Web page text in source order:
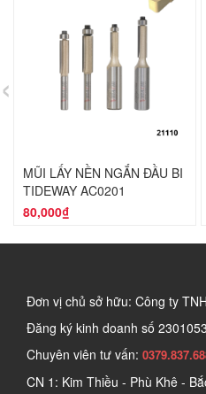
MŨI LẤY NỀN NGẮN ĐẦU BI
TIDEWAY AC0201
80,000₫
‹
Đơn vị chủ sở hữu: Công ty
Đăng ký kinh doanh số
Chuyên viên tư vấn:
CN 1: Kim Thiều - Phù Khê -